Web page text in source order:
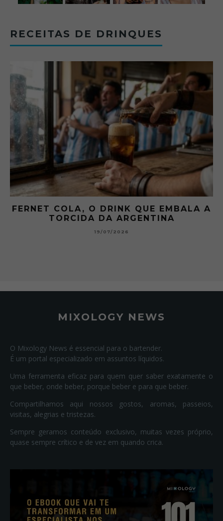
RECEITAS DE DRINQUES
FERNET COLA, O DRINK QUE EMBALA A
TORCIDA DA ARGENTINA
19/07/2026
MIXOLOGY NEWS
O Mixology News é essencial para o bartender.
É um portal especializado em assuntos líquidos.
Uma ferramenta eficaz para quem quer saber exatamente o
que beber, onde beber, porque beber e para que beber.
Compartilhamos aqui nossos gostos, aromas, passeios,
visitas, alegrias e tristezas.
Sempre geramos conteúdo exclusivo, muitas vezes próprio,
quase sempre crítico e de vez em quando crica.